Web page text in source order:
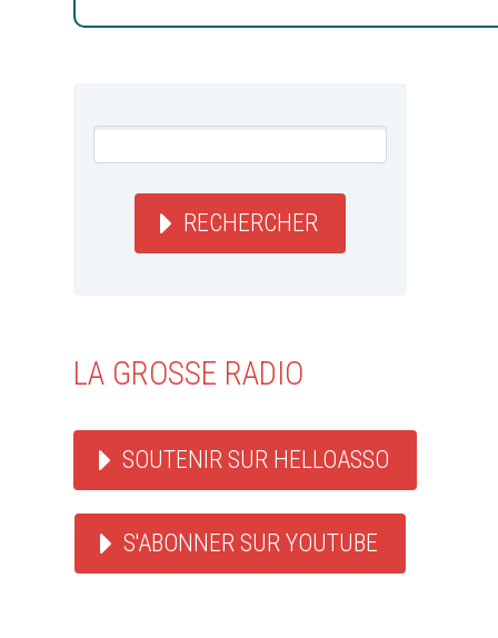
RECHERCHER
LA GROSSE RADIO
SOUTENIR SUR HELLOASSO
S'ABONNER SUR YOUTUBE